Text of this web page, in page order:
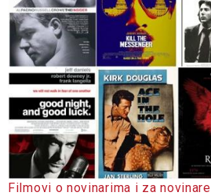
Filmovi o novinarima i za novinare